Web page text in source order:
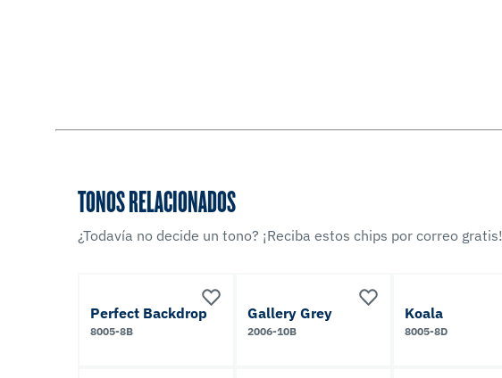
TONOS RELACIONADOS
¿Todavía no decide un tono? ¡Reciba estos chips por correo gratis!
Perfect Backdrop
8005-8B
Gallery Grey
2006-10B
Koala
8005-8D